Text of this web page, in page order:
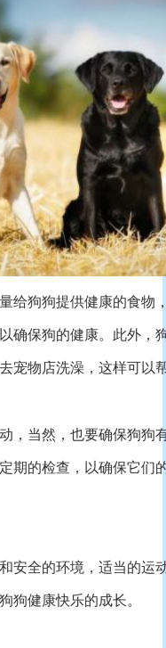
给狗狗提供健康的食物
确保狗的健康。此外，
宠物店洗澡，这样可以
，当然，也要确保狗狗
期的检查，以确保它们
安全的环境，适当的运
狗健康快乐的成长。